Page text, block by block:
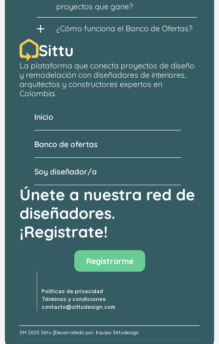
proyectos que gane?
¿Cómo funciona el Banco de Ofertas?
Sittu
La plataforma que conecta proyectos de diseño
y remodelación con diseñadores de interiores,
arquitectos y constructores expertos en
Colombia.
Banco de ofertas
Soy diseñador/a
Inicio
Únete a nuestra red de
diseñadores.
¡Registrate!
Registrarme
Políticas de privacidad
Términos y condiciones
contacto@sittudesign.com
SM 2025 Sittu |Desarrollado por: Equipo Sittudesign